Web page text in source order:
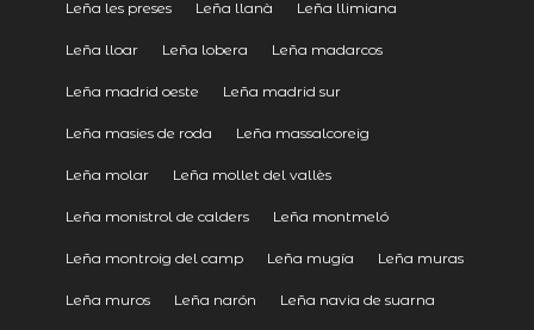
Leña les preses Leña llanà Leña llimiana
Leña lloar Leña lobera Leña madarcos
Leña madrid oeste Leña madrid sur
Leña masies de roda Leña massalcoreig
Leña molar Leña mollet del vallès
Leña monistrol de calders Leña montmeló
Leña montroig del camp Leña mugía Leña muras
Leña muros Leña narón Leña navia de suarna